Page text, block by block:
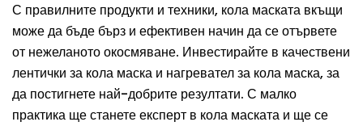
С правилните продукти и техники, кола маската вкъщи
може да бъде бърз и ефективен начин да се отървете
от нежеланото окосмяване. Инвестирайте в качествени
лентички за кола маска и нагревател за кола маска, за
да постигнете най-добрите резултати. С малко
практика ще станете експерт в кола маската и ще се